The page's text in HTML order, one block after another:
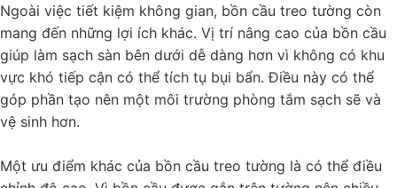
Ngoài việc tiết kiệm không gian, bồn cầu treo tường còn
mang đến những lợi ích khác. Vị trí nâng cao của bồn cầu
giúp làm sạch sàn bên dưới dễ dàng hơn vì không có khu
vực khó tiếp cận có thể tích tụ bụi bẩn. Điều này có thể
góp phần tạo nên một môi trường phòng tắm sạch sẽ và
vệ sinh hơn.
Một ưu điểm khác của bồn cầu treo tường là có thể điều